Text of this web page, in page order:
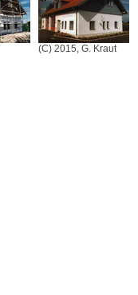
(C) 2015, G. Kraut